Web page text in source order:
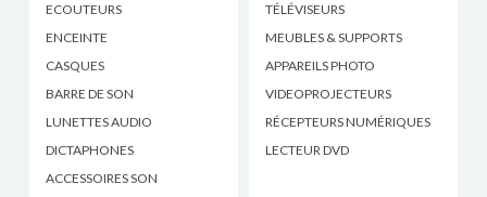
ECOUTEURS
ENCEINTE
CASQUES
BARRE DE SON
LUNETTES AUDIO
DICTAPHONES
ACCESSOIRES SON
TÉLÉVISEURS
MEUBLES & SUPPORTS
APPAREILS PHOTO
VIDEOPROJECTEURS
RÉCEPTEURS NUMÉRIQUES
LECTEUR DVD